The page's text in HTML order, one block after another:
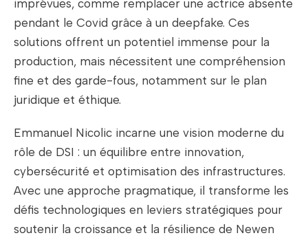
imprévues, comme remplacer une actrice absente
pendant le Covid grâce à un deepfake. Ces
solutions offrent un potentiel immense pour la
production, mais nécessitent une compréhension
fine et des garde-fous, notamment sur le plan
juridique et éthique.
Emmanuel Nicolic incarne une vision moderne du
rôle de DSI : un équilibre entre innovation,
cybersécurité et optimisation des infrastructures.
Avec une approche pragmatique, il transforme les
défis technologiques en leviers stratégiques pour
soutenir la croissance et la résilience de Newen